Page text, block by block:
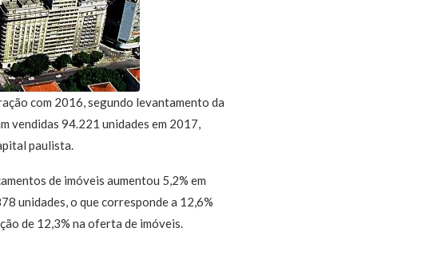
com 2016, segundo levantamento da
vendidas 94.221 unidades em 2017,
paulista.
de imóveis aumentou 5,2% em
unidades, o que corresponde a 12,6%
de 12,3% na oferta de imóveis.